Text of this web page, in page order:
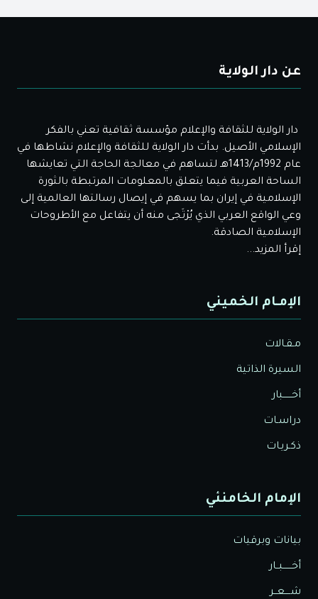
عن دار الولاية
دار الولاية للثقافة والإعلام مؤسسة ثقافية تعني بالفكر
الإسلامي الأصيل. بدأت دار الولاية للثقافة والإعلام نشاطها في
عام 1992م/1413هـ لتساهم في معالجة الحاجة التي تعايشها
الساحة العربية فيما يتعلق بالمعلومات المرتبطة بالثورة
الإسلامية في إيران بما يسهم في إيصال رسالتها العالمية إلى
وعي الواقع العربي الذي يُرْتَجى منه أن يتفاعل مع الأطروحات
الإسلامية الصادقة.
إقرأ المزيد...
الإمـام الخميني
مـقـالات
السيرة الذاتية
أخــــــبار
دراسـات
ذكـريـات
الإمام الخامنئي
بيانات وبرقيات
أخــــــبــار
شــــعــر